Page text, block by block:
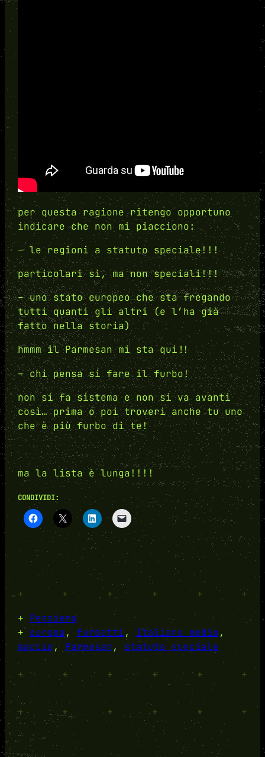
per questa ragione ritengo opportuno
indicare che non mi piacciono:
– le regioni a statuto speciale!!!
particolari si, ma non speciali!!!
– uno stato europeo che sta fregando
tutti quanti gli altri (e l’ha già
fatto nella storia)
hmmm il Parmesan mi sta qui!!
– chi pensa si fare il furbo!
non si fa sistema e non si va avanti
così… prima o poi troveri anche tu uno
che è più furbo di te!
ma la lista è lunga!!!!
CONDIVIDI:
+ + + + +
+
+ Pensiero
+ europa, furbetti, Italiano medio
maccio, Parmesan, statuto speciale
+ + + + + +
+ + + + + +